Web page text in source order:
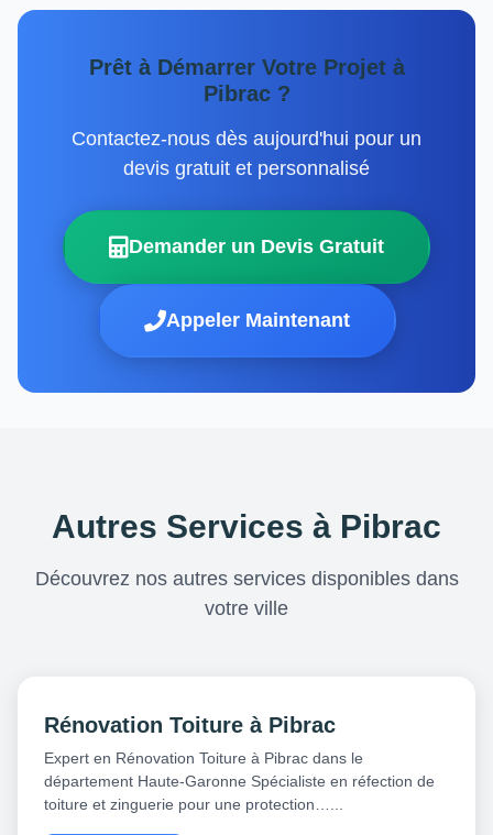
Prêt à Démarrer Votre Projet à
Pibrac ?
Contactez-nous dès aujourd'hui pour un
devis gratuit et personnalisé
Demander un Devis Gratuit
Appeler Maintenant
Autres Services à Pibrac
Découvrez nos autres services disponibles dans
votre ville
Rénovation Toiture à Pibrac
Expert en Rénovation Toiture à Pibrac dans le
département Haute-Garonne Spécialiste en réfection de
toiture et zinguerie pour une protection…...